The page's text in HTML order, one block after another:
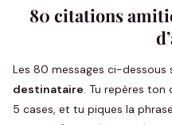
80 citations
Les 80 messages ci-dessous
destinataire. Tu repères ton
5 cases, et tu piques la